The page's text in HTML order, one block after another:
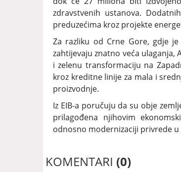
zdravstvenih ustanova.
preduzećima kroz projekte
Za razliku od Crne Gore, gdje
zahtijevaju znatno veća ulaganja,
i zelenu transformaciju na
kroz kreditne linije za mala i
proizvodnje.
Iz EIB-a poručuju da su obje
prilagođena njihovim
odnosno modernizaciji privrede u
KOMENTARI (0)